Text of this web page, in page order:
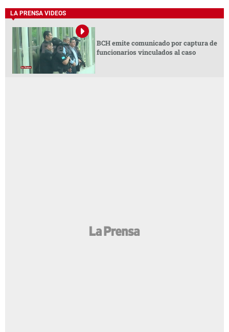
LA PRENSA VIDEOS
BCH emite comunicado por captura de
funcionarios vinculados al caso